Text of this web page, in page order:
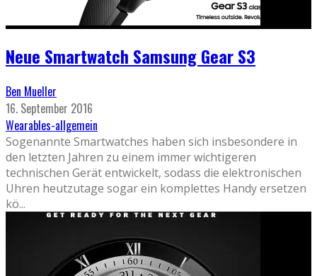
Neue Smartwatch Samsung Gear S3
Ben Mueller
16. September 2016
Wearables-allgemein
Sogenannte Smartwatches haben sich insbesondere in
den letzten Jahren zu einem immer wichtigeren
technischen Gerät entwickelt, sodass die elektronischen
Uhren heutzutage sogar ein komplettes Handy ersetzen
kö...